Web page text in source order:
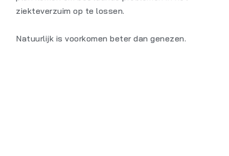
ziekteverzuim op te lossen.
Natuurlijk is voorkomen beter dan genezen.